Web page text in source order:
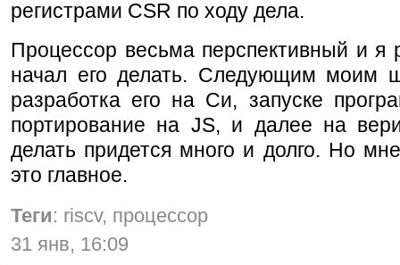
регистрами CSR по ходу дела.
Процессор весьма перспективный и я
начал его делать. Следующим моим
разработка его на Си, запуске
портирование на JS, и далее на
делать придется много и долго. Но
это главное.
Теги: riscv, процессор
31 янв, 16:09